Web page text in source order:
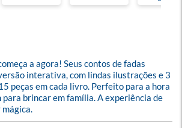
a agora! Seus contos de fadas
interativa, com lindas ilustrações e 3
peças em cada livro. Perfeito para a hora
brincar em família. A experiência de